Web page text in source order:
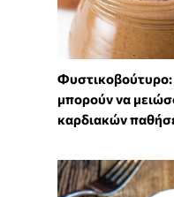
Φυστικοβούτυρο:
μπορούν να
καρδιακών